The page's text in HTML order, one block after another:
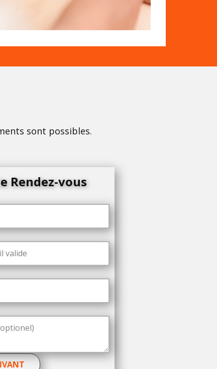
sont possibles.
Rendez-vous